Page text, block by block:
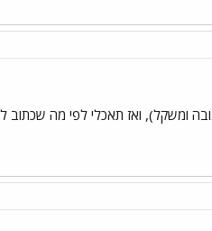
ומשקל), ואז תאכלי לפי מה